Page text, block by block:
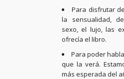
Para disfrutar
la sensualidad,
sexo, el lujo, las
ofrecía el libro.
Para poder
que la verá.
más esperada del